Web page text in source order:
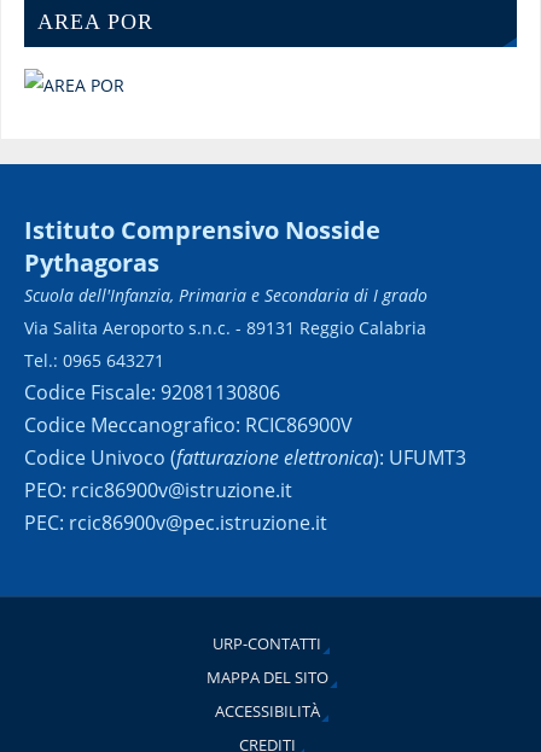
AREA POR
Istituto Comprensivo Nosside
Pythagoras
Scuola dell'Infanzia, Primaria e Secondaria di I grado
Via Salita Aeroporto s.n.c. - 89131 Reggio Calabria
Tel.: 0965 643271
Codice Fiscale: 92081130806
Codice Meccanografico: RCIC86900V
Codice Univoco (fatturazione elettronica): UFUMT3
PEO: rcic86900v@istruzione.it
PEC: rcic86900v@pec.istruzione.it
URP-CONTATTI
MAPPA DEL SITO
ACCESSIBILITÀ
CREDITI